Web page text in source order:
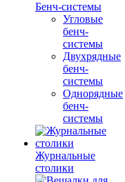
Бенч-системы
Угловые
бенч-
системы
Двухрядные
бенч-
системы
Однорядные
бенч-
системы
Журнальные
столики